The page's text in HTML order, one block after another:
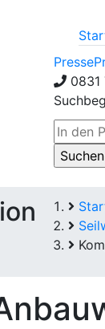
Presse
0831